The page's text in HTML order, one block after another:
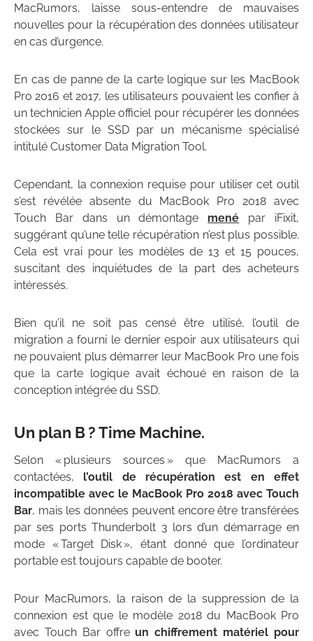
MacRumors, laisse sous-entendre de mauvaises
nouvelles pour la récupération des données utilisateur
en cas d’urgence.
En cas de panne de la carte logique sur les MacBook
Pro 2016 et 2017, les utilisateurs pouvaient les confier à
un technicien Apple officiel pour récupérer les données
stockées sur le SSD par un mécanisme spécialisé
intitulé Customer Data Migration Tool.
Cependant, la connexion requise pour utiliser cet outil
s’est révélée absente du MacBook Pro 2018 avec
Touch Bar dans un démontage mené par iFixit,
suggérant qu’une telle récupération n’est plus possible.
Cela est vrai pour les modèles de 13 et 15 pouces,
suscitant des inquiétudes de la part des acheteurs
intéressés.
Bien qu’il ne soit pas censé être utilisé, l’outil de
migration a fourni le dernier espoir aux utilisateurs qui
ne pouvaient plus démarrer leur MacBook Pro une fois
que la carte logique avait échoué en raison de la
conception intégrée du SSD.
Un plan B ? Time Machine.
Selon « plusieurs sources » que MacRumors a
contactées, l’outil de récupération est en effet
incompatible avec le MacBook Pro 2018 avec Touch
Bar, mais les données peuvent encore être transférées
par ses ports Thunderbolt 3 lors d’un démarrage en
mode « Target Disk », étant donné que l’ordinateur
portable est toujours capable de booter.
Pour MacRumors, la raison de la suppression de la
connexion est que le modèle 2018 du MacBook Pro
avec Touch Bar offre un chiffrement matériel pour